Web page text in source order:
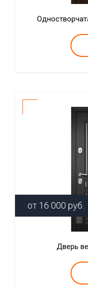
от 16 000 руб.
Дверь